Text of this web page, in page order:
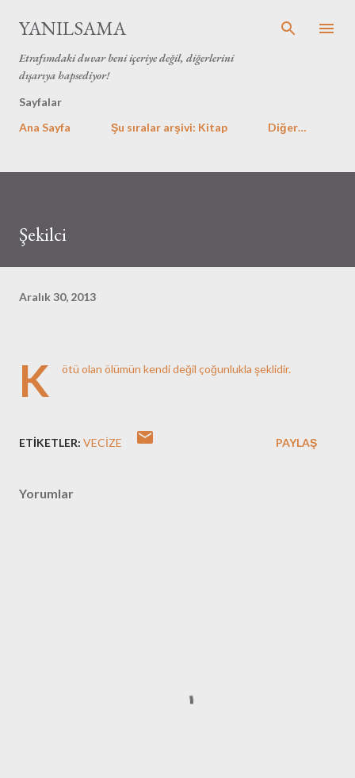
YANILSAMA
Etrafımdaki duvar beni içeriye değil, diğerlerini
dışarıya hapsediyor!
Sayfalar
Ana Sayfa
Şu sıralar arşivi: Kitap Diğer…
Şekilci
Aralık 30, 2013
K ötü olan ölümün kendi değil çoğunlukla şeklidir.
ETIKETLER: VECIZE PAYLAŞ
Yorumlar